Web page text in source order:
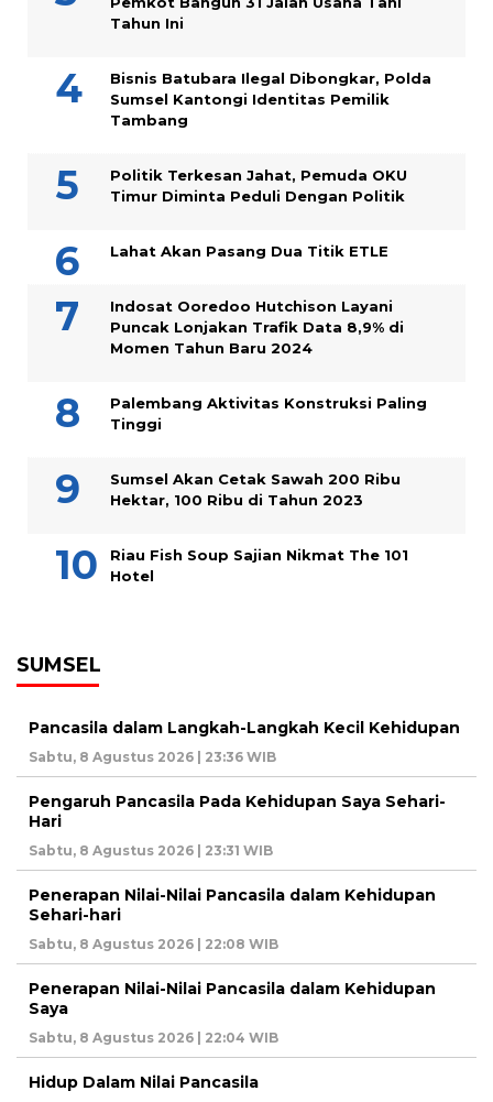
Tahun Ini
Bisnis Batubara Ilegal Dibongkar, Polda
Sumsel Kantongi Identitas Pemilik
Tambang
Politik Terkesan Jahat, Pemuda OKU
Timur Diminta Peduli Dengan Politik
Lahat Akan Pasang Dua Titik ETLE
Indosat Ooredoo Hutchison Layani
Puncak Lonjakan Trafik Data 8,9% di
Momen Tahun Baru 2024
Palembang Aktivitas Konstruksi Paling
Tinggi
Sumsel Akan Cetak Sawah 200 Ribu
Hektar, 100 Ribu di Tahun 2023
Riau Fish Soup Sajian Nikmat The 101
Hotel
SUMSEL
Pancasila dalam Langkah-Langkah Kecil Kehidupan
Sabtu, 8 Agustus 2026 | 23:36 WIB
Pengaruh Pancasila Pada Kehidupan Saya Sehari-
Hari
Sabtu, 8 Agustus 2026 | 23:31 WIB
Penerapan Nilai-Nilai Pancasila dalam Kehidupan
Sehari-hari
Sabtu, 8 Agustus 2026 | 22:08 WIB
Penerapan Nilai-Nilai Pancasila dalam Kehidupan
Saya
Sabtu, 8 Agustus 2026 | 22:04 WIB
Hidup Dalam Nilai Pancasila